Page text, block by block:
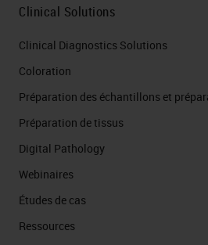
Clinical Solutions
Clinical Diagnostics Solutions
Coloration
Préparation des échantillons et
Préparation de tissus
Digital Pathology
Webinaires
Études de cas
Ressources